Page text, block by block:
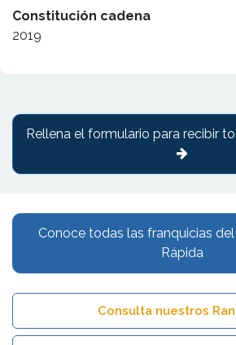
Constitución cadena
2019
Conoce todas las franquicias
Rápida
Consulta nuestros